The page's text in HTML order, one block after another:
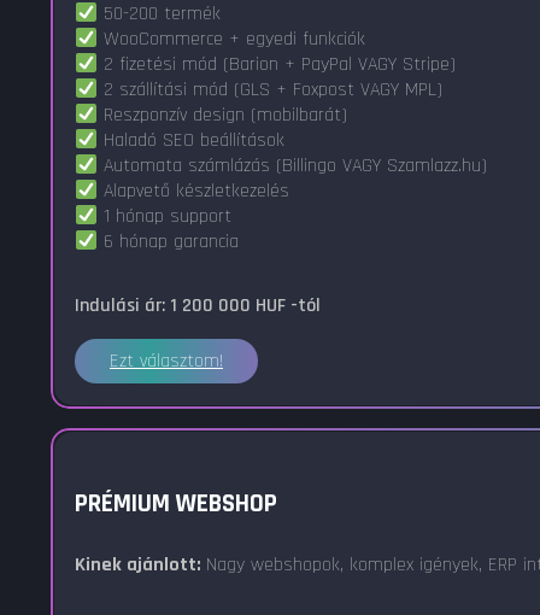
50-200 termék
WooCommerce + egyedi funkciók
2 fizetési mód (Barion + PayPal VAGY Stripe)
2 szállítási mód (GLS + Foxpost VAGY MPL)
Reszponzív design (mobilbarát)
Haladó SEO beállítások
Automata számlázás (Billingo VAGY Szamlazz.hu)
Alapvető készletkezelés
1 hónap support
6 hónap garancia
Indulási ár: 1 200 000 HUF -tól
Ezt választom!
PRÉMIUM WEBSHOP
Kinek ajánlott: Nagy webshopok, komplex igények, ERP